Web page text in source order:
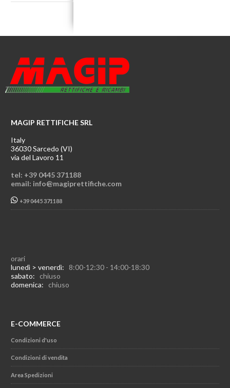
MAGIP RETTIFICHE SRL
Italy
36030 Sarcedo (VI)
via del Lavoro 11
tel: +39 0445 371188
email: info@magiprettifiche.com
+39 0445 371188
orari
lunedì > venerdì: 8:00-12:30 - 14:00-18:30
sabato: chiuso
domenica: chiuso
E-COMMERCE
Condizioni d'uso
Condizioni di vendita
Area Spedizioni